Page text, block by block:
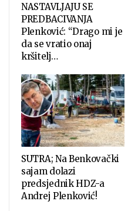
NASTAVLJAJU SE
PREDBACIVANJA
Plenković: “Drago mi je
da se vratio onaj
kršitelj…
SUTRA; Na Benkovački
sajam dolazi
predsjednik HDZ-a
Andrej Plenković!